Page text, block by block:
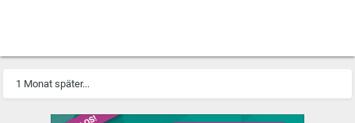
1 Monat später...